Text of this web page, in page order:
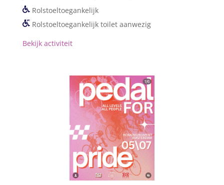
Rolstoeltoegankelijk
Rolstoeltoegankelijk toilet aanwezig
Bekijk activiteit